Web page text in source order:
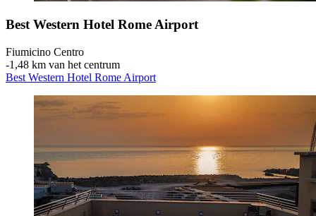
Best Western Hotel Rome Airport
Fiumicino Centro
‐1,48 km van het centrum
Best Western Hotel Rome Airport